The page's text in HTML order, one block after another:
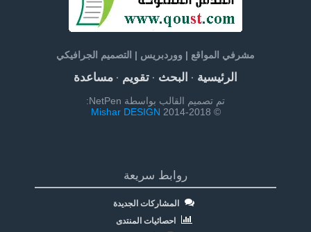
مشرفي المواقع | ووردبريس | التصميم الجرافيكي
الرئيسية· البحث· تقويم· مساعدة
تم تصميم القالب بواسطة NetPen:
© 2014-2018
Mishar DESIGN
روابط سريعة
المشاركات الجديدة
احصائيات المنتدى